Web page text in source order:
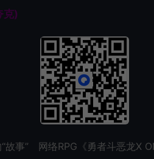
克)
故事” 网络RPG《勇者斗恶龙X